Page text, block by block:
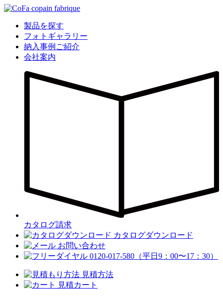
製品を探す
フォトギャラリー
納入事例ご紹介
会社案内
カタログ請求
カタログダウンロード
お問い合わせ
0120-017-580 （平日9：00〜17：30）
見積方法
見積カート